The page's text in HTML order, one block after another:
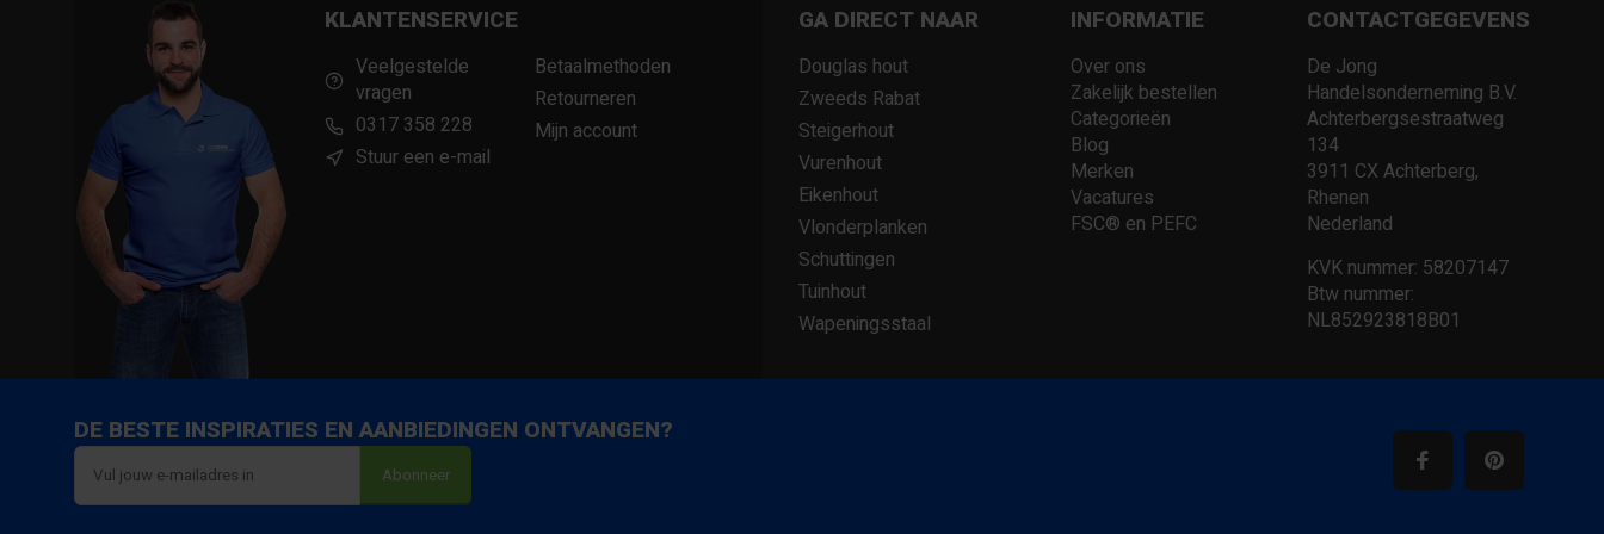
KLANTENSERVICE
Veelgestelde
vragen
0317 358 228
Stuur een e-mail
Betaalmethoden
Retourneren
Mijn account
GA DIRECT NAAR
Douglas hout
Zweeds Rabat
Steigerhout
Vurenhout
Eikenhout
Vlonderplanken
Schuttingen
Tuinhout
Wapeningsstaal
INFORMATIE
Over ons
Zakelijk bestellen
Categorieën
Blog
Merken
Vacatures
FSC® en PEFC
CONTACTGEGEVENS
De Jong
Handelsonderneming B.V.
Achterbergsestraatweg
134
3911 CX Achterberg,
Rhenen
Nederland
KVK nummer: 58207147
Btw nummer:
NL852923818B01
DE BESTE INSPIRATIES EN AANBIEDINGEN ONTVANGEN?
Abonneer